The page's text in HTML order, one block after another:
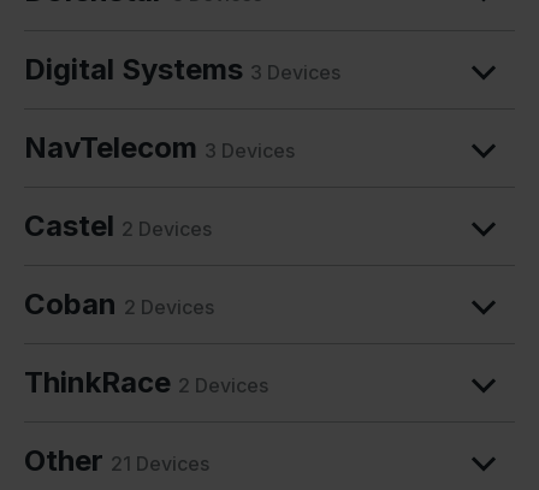
Digital Systems 3 Devices
NavTelecom 3 Devices
Castel 2 Devices
Coban 2 Devices
ThinkRace 2 Devices
Other 21 Devices